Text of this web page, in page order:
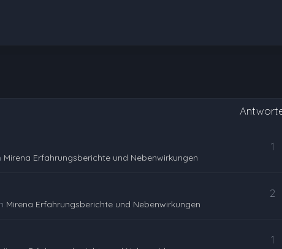
Mirena Erfahrungsberichte und Nebenwirkungen
1
Mirena Erfahrungsberichte und Nebenwirkungen
2
1